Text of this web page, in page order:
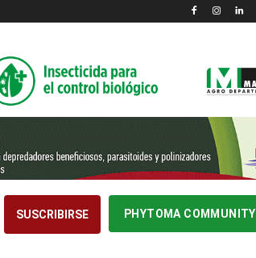
SUSCRIBIRSE PHYTOMA COMMUNITY